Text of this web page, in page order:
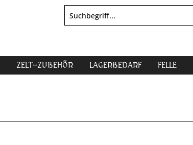
ZELT-ZUBEHÖR LAGERBEDARF FELLE